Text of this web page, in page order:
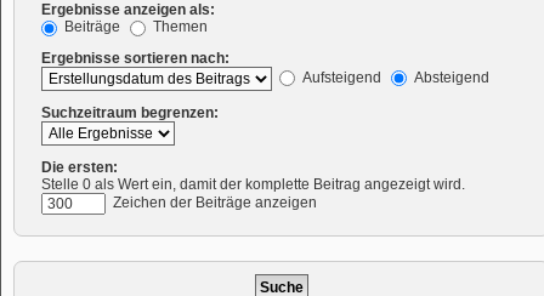
Ergebnisse anzeigen als:
Beiträge
Themen
Ergebnisse sortieren nach:
Aufsteigend
Absteigend
Suchzeitraum begrenzen:
Die ersten:
Stelle 0 als Wert ein, damit der komplette Beitrag angezeigt wird.
Zeichen der Beiträge anzeigen